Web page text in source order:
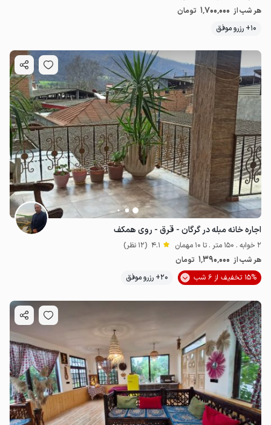
هر شب از 1٬700٬000 تومان
10+ رزرو موفق
اجاره خانه مبله در گرگان - قرق - روی همکف
2 خوابه . 150 متر . تا 10 مهمان 4.1 (12 نظر)
هر شب از 1٬390٬000 تومان
15% تخفیف از 6 شب
20+ رزرو موفق